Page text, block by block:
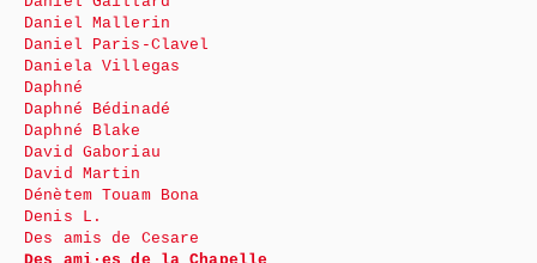
Daniel Mallerin
Daniel Paris-Clavel
Daniela Villegas
Daphné
Daphné Bédinadé
Daphné Blake
David Gaboriau
David Martin
Dénètem Touam Bona
Denis L.
Des amis de Cesare